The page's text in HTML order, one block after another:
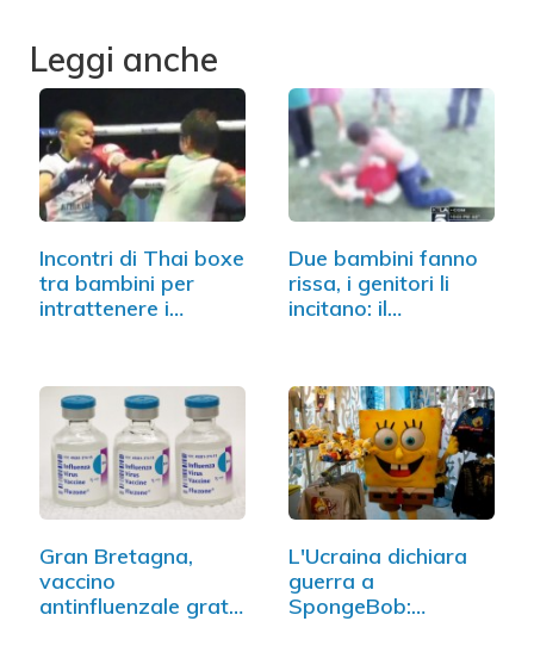
Leggi anche
Incontri di Thai boxe
tra bambini per
intrattenere i…
Due bambini fanno
rissa, i genitori li
incitano: il…
Gran Bretagna,
vaccino
antinfluenzale gratis
L'Ucraina dichiara
guerra a
SpongeBob: